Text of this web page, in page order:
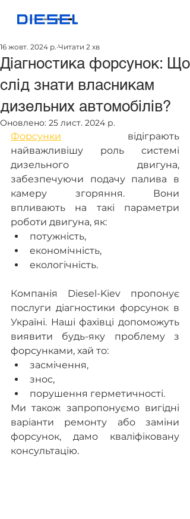
Діагностика форсунок: Що
слід знати власникам
дизельних автомобілів?
16 жовт. 2024 р. Читати 2 хв
Оновлено: 25 лист. 2024 р.
Форсунки відіграють
найважливішу роль системі
дизельного двигуна,
забезпечуючи подачу палива в
камеру згоряння. Вони
впливають на такі параметри
роботи двигуна, як:
потужність,
економічність,
екологічність.
Компанія Diesel-Kiev пропонує
послуги діагностики форсунок в
Україні. Наші фахівці допоможуть
виявити будь-яку проблему з
форсунками, хай то:
засмічення,
знос,
порушення герметичності.
Ми також запропонуємо вигідні
варіанти ремонту або заміни
форсунок, дамо кваліфіковану
консультацію.